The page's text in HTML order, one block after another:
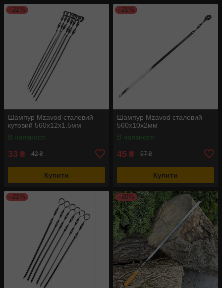
–21%
Шампур Mzavod сталевий
кутовий 560х12х1.5мм
В наявності
33 ₴ 42 ₴
Купити
–21%
Шампур Mzavod сталевий
560х10х2мм
В наявності
45 ₴ 57 ₴
Купити
–21% –20%